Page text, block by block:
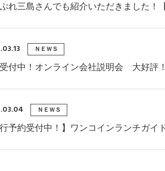
れ三島さんでも紹介いただきました！
ＮＥＷＳ
付中！オンライン会社説明会 大好評
ＮＥＷＳ
行予約受付中！】ワンコインランチガ